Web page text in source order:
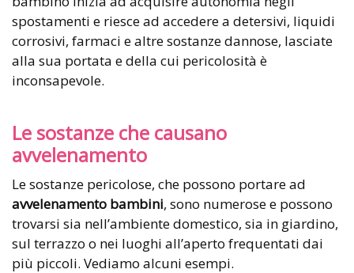
spostamenti e riesce ad accedere a detersivi, liquidi
corrosivi, farmaci e altre sostanze dannose, lasciate
alla sua portata e della cui pericolosità è
inconsapevole.
Le sostanze che causano
avvelenamento
Le sostanze pericolose, che possono portare ad
avvelenamento bambini, sono numerose e possono
trovarsi sia nell’ambiente domestico, sia in giardino,
sul terrazzo o nei luoghi all’aperto frequentati dai
più piccoli. Vediamo alcuni esempi.